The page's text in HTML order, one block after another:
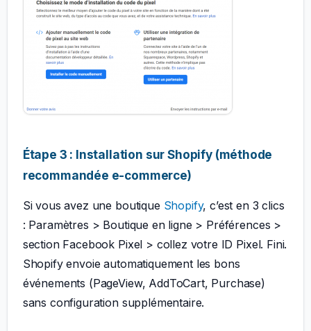
Étape 3 : Installation sur Shopify (méthode
recommandée e-commerce)
Si vous avez une boutique Shopify, c’est en 3 clics
: Paramètres > Boutique en ligne > Préférences >
section Facebook Pixel > collez votre ID Pixel. Fini.
Shopify envoie automatiquement les bons
événements (PageView, AddToCart, Purchase)
sans configuration supplémentaire.